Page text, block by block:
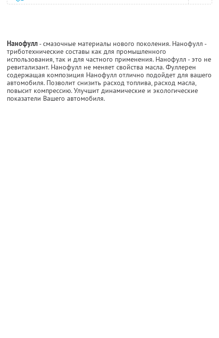
Нанофулл- смазочные материалы нового поколения. Нанофулл -
триботехнические составы как для промышленного
использования, так и для частного применения. Нанофулл - это не
ревитализант. Нанофулл не меняет свойства масла. Фуллерен
содержащая композиция Нанофулл отлично подойдет для вашего
автомобиля. Позволит снизить расход топлива, расход масла,
повысит компрессию. Улучшит динамические и экологические
показатели Вашего автомобиля.